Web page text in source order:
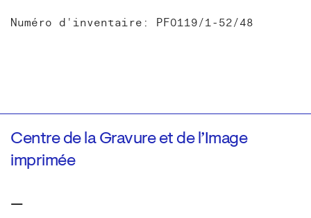
Numéro d'inventaire: PF0119/1-52/48
Centre de la Gravure et de l’Image
imprimée
—